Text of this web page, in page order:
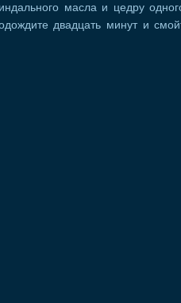
масла и цедру
двадцать минут и